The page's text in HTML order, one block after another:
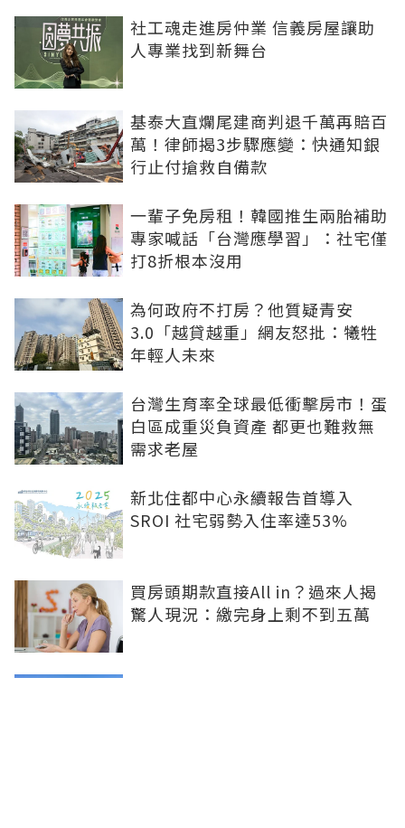
社工魂走進房仲業 信義房屋讓助
人專業找到新舞台
基泰大直爛尾建商判退千萬再賠百
萬！律師揭3步驟應變：快通知銀
行止付搶救自備款
一輩子免房租！韓國推生兩胎補助
專家喊話「台灣應學習」：社宅僅
打8折根本沒用
為何政府不打房？他質疑青安
3.0「越貸越重」網友怒批：犧牲
年輕人未來
台灣生育率全球最低衝擊房市！蛋
白區成重災負資產 都更也難救無
需求老屋
新北住都中心永續報告首導入
SROI 社宅弱勢入住率達53%
買房頭期款直接All in？過來人揭
驚人現況：繳完身上剩不到五萬